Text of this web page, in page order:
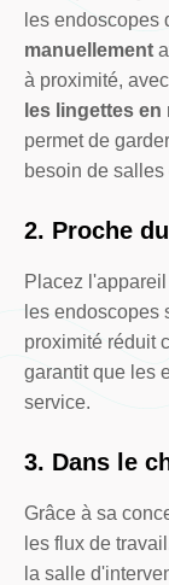
les endoscopes
manuellement
à proximité,
les lingettes
permet de
besoin de
2. Proche
Placez
les endoscopes
proximité réduit
garantit que les
service.
3. Dans le
Grâce à sa
les flux de
la salle